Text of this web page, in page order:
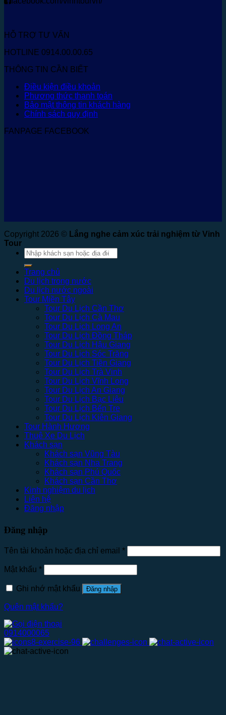
HỖ TRỢ TƯ VẤN
HOTLINE 0914.00.00.65
THÔNG TIN CẦN BIẾT
Điều kiện điều khoản
Phương thức thanh toán
Bảo mật thông tin khách hàng
Chính sách quy định
FANPAGE FACEBOOK
Copyright 2026 © Lắng nghe cảm xúc trải nghiệm từ Vinh
Tour
Tìm
kiếm:
Trang chủ
Du lịch trong nước
Du lịch nước ngoài
Tour Miền Tây
Tour Du Lịch Cần Thơ
Tour Du Lịch Cà Mau
Tour Du Lịch Long An
Tour Du Lịch Đồng Tháp
Tour Du Lịch Hậu Giang
Tour Du Lịch Sóc Trăng
Tour Du Lịch Tiền Giang
Tour Du Lịch Trà Vinh
Tour Du Lịch Vĩnh Long
Tour Du Lịch An Giang
Tour Du Lịch Bạc Liêu
Tour Du Lịch Bến Tre
Tour Du Lịch Kiên Giang
Tour Hành Hương
Thuê Xe Du Lịch
Khách sạn
Khách sạn Vũng Tàu
Khách sạn Nha Trang
Khách sạn Phú Quốc
Khách sạn Cần Thơ
Kinh nghiệm du lịch
Liên hệ
Đăng nhập
Đăng nhập
Tên tài khoản hoặc địa chỉ email *
Mật khẩu *
Ghi nhớ mật khẩu Đăng nhập
Quên mật khẩu?
0914000065